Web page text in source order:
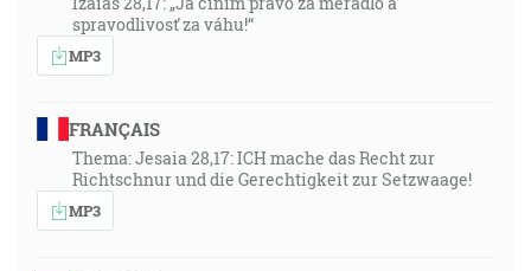
spravodlivosť za váhu!“
MP3
FRANÇAIS
Thema: Jesaia 28,17: ICH mache das Recht zur
Richtschnur und die Gerechtigkeit zur Setzwaage!
MP3